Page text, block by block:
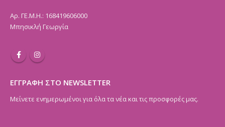
Αρ. ΓΕ.Μ.Η.: 168419606000
Μπησικλή Γεωργία
ΕΓΓΡΑΦΗ ΣΤΟ NEWSLETTER
Μείνετε ενημερωμένοι για όλα τα νέα και τις προσφορές μας.